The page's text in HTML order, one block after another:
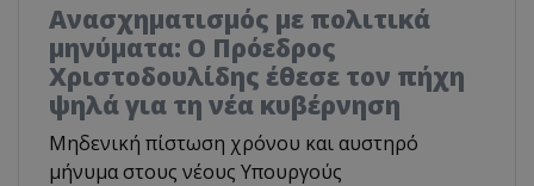
Ανασχηματισμός με πολιτικά
μηνύματα: Ο Πρόεδρος
Χριστοδουλίδης έθεσε τον πήχη
ψηλά για τη νέα κυβέρνηση
Μηδενική πίστωση χρόνου και αυστηρό
μήνυμα στους νέους Υπουργούς